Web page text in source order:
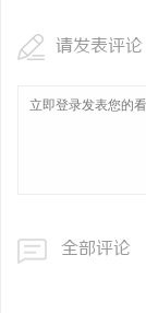
请发表评论
全部评论